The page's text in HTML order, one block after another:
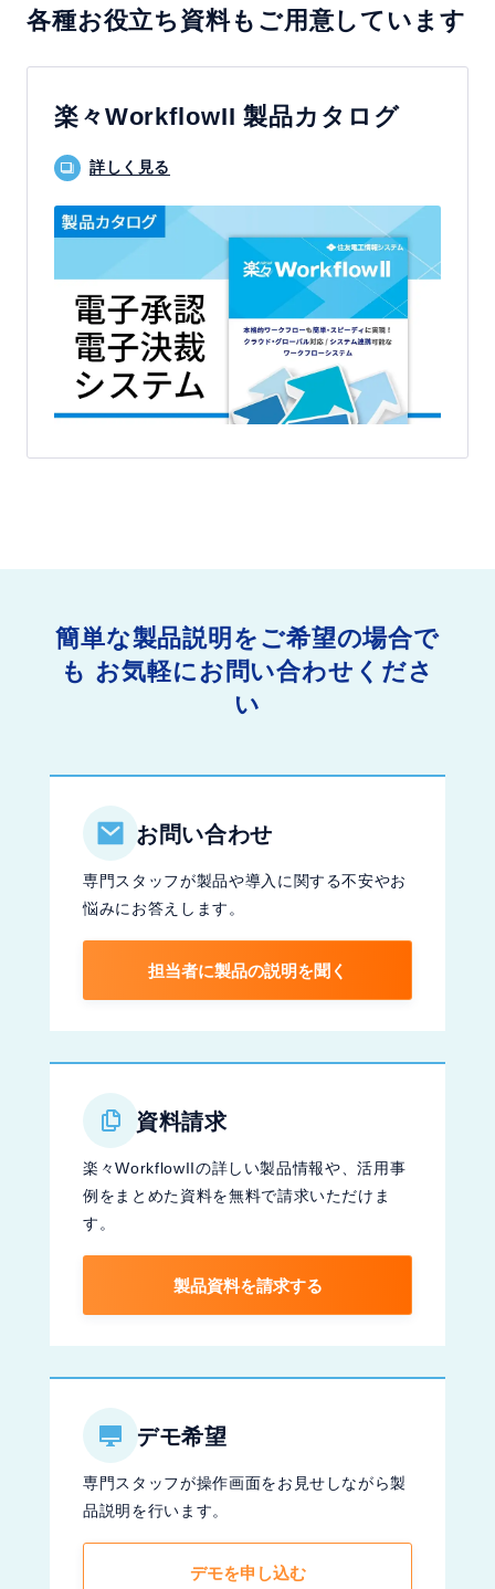
各種お役立ち資料もご用意しています
楽々WorkflowII 製品カタログ
詳しく見る
簡単な製品説明をご希望の場合で
も お気軽にお問い合わせくださ
い
お問い合わせ
専門スタッフが製品や導入に関する不安やお
悩みにお答えします。
担当者に製品の説明を聞く
資料請求
楽々WorkflowIIの詳しい製品情報や、活用事
例をまとめた資料を無料で請求いただけま
す。
製品資料を請求する
デモ希望
専門スタッフが操作画面をお見せしながら製
品説明を行います。
デモを申し込む